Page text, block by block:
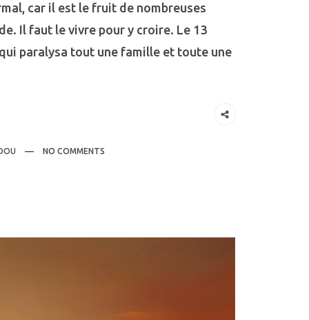
car il est le fruit de nombreuses
Il faut le vivre pour y croire. Le 13
paralysa tout une famille et toute une
NO COMMENTS